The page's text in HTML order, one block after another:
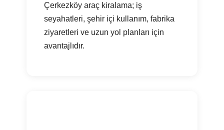
Çerkezköy araç kiralama; iş
seyahatleri, şehir içi kullanım, fabrika
ziyaretleri ve uzun yol planları için
avantajlıdır.